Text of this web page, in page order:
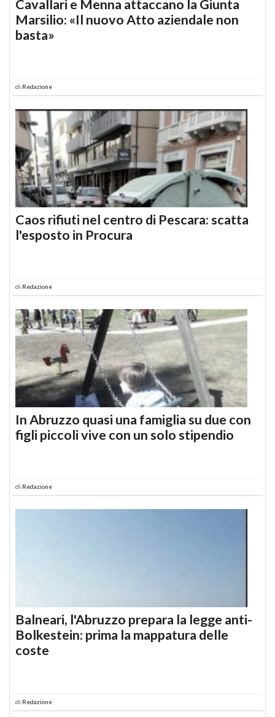
Cavallari e Menna attaccano la Giunta
Marsilio: «Il nuovo Atto aziendale non
basta»
di Redazione
Caos rifiuti nel centro di Pescara: scatta
l'esposto in Procura
di Redazione
In Abruzzo quasi una famiglia su due con
figli piccoli vive con un solo stipendio
di Redazione
Balneari, l'Abruzzo prepara la legge anti-
Bolkestein: prima la mappatura delle
coste
di Redazione